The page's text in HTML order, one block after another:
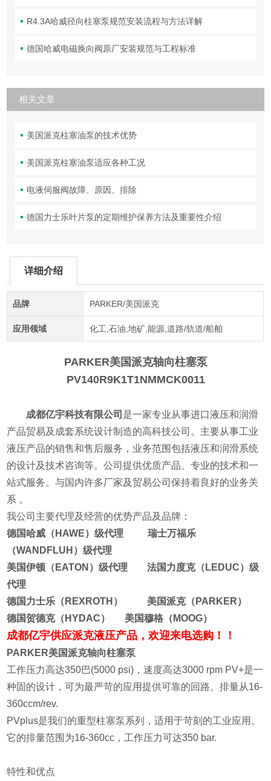
R4.3A哈威径向柱塞泵规范安装流程与方法详解
德国哈威电磁换向阀原厂安装规范与工程标准
相关文章
美国派克柱塞油泵的技术优势
美国派克柱塞油泵适应各种工况
电液伺服阀故障、原因、排除
德国力士乐叶片泵的定期维护保养方法及重要性介绍
详细介绍
品牌 PARKER/美国派克
应用领域 化工,石油,地矿,能源,道路/轨道/船舶
PARKER美国派克轴向柱塞泵
PV140R9K1T1NMMCK0011
成都亿宇科技有限公司 是一家专业从事进口液压和润滑
产品贸易及成套系统设计制造的高科技公司。主要从事工业
液压产品的销售和售后服务，业务范围包括液压和润滑系统
的设计及技术咨询等。公司提供优质产品、专业的技术和一
站式服务。与国内许多厂家及贸易公司保持着良好的业务关
系 。
我公司主要代理及经营的优势产品及品牌：
德国哈威（HAWE）级代理 瑞士万福乐
（WANDFLUH）级代理
美国伊顿（EATON）级代理 法国力度克（LEDUC）级
代理
德国力士乐（REXROTH） 美国派克（PARKER）
德国贺德克（HYDAC） 美国穆格（MOOG）
成都亿宇供应派克液压产品，欢迎来电选购！！
PARKER美国派克轴向柱塞泵
工作压力高达350巴(5000 psi)，速度高达3000 rpm PV+是一
种固的设计，可为最严苛的应用提供可靠的回路。排量从16-
360ccm/rev.
PVplus是我们的重型柱塞泵系列，适用于苛刻的工业应用。
它的排量范围为16-360cc，工作压力可达350 bar.
特性和优点